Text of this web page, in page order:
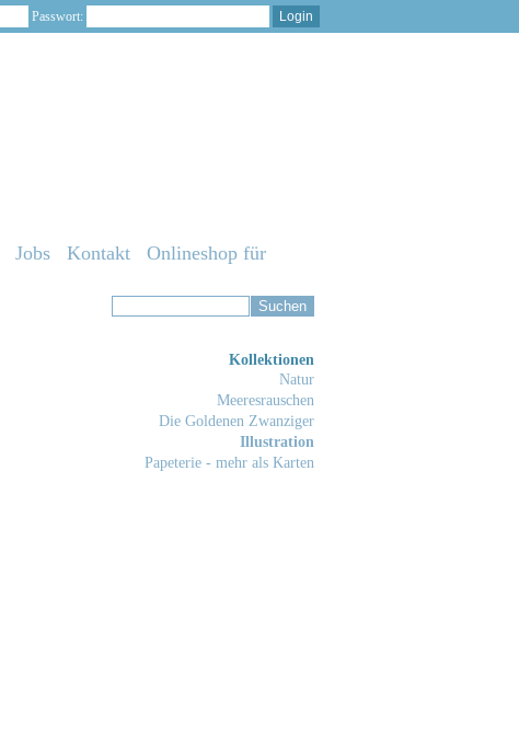
Passwort:
Jobs Kontakt
Onlineshop für
Kollektionen
Natur
Meeresrauschen
Die Goldenen Zwanziger
Illustration
Papeterie - mehr als Karten